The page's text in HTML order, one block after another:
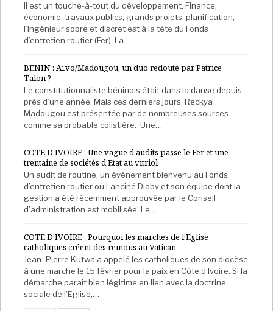
Il est un touche-à-tout du développement. Finance,
économie, travaux publics, grands projets, planification,
l’ingénieur sobre et discret est à la tête du Fonds
d’entretien routier (Fer). La…
BENIN : Aïvo/Madougou, un duo redouté par Patrice
Talon ?
Le constitutionnaliste béninois était dans la danse depuis
près d’une année. Mais ces derniers jours, Reckya
Madougou est présentée par de nombreuses sources
comme sa probable colistière. Une…
COTE D’IVOIRE : Une vague d’audits passe le Fer et une
trentaine de sociétés d’Etat au vitriol
Un audit de routine, un événement bienvenu au Fonds
d’entretien routier où Lanciné Diaby et son équipe dont la
gestion a été récemment approuvée par le Conseil
d’administration est mobilisée. Le…
COTE D’IVOIRE : Pourquoi les marches de l’Eglise
catholiques créent des remous au Vatican
Jean–Pierre Kutwa a appelé les catholiques de son diocèse
à une marche le 15 février pour la paix en Côte d’Ivoire. Si la
démarche paraît bien légitime en lien avec la doctrine
sociale de l’Eglise,…